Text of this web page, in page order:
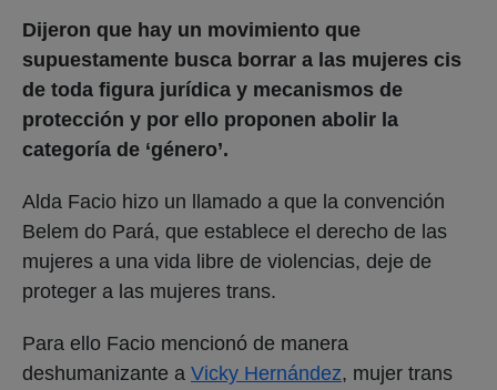
Dijeron que hay un movimiento que
supuestamente busca borrar a las mujeres cis
de toda figura jurídica y mecanismos de
protección y por ello proponen abolir la
categoría de ‘género’.
Alda Facio hizo un llamado a que la convención
Belem do Pará, que establece el derecho de las
mujeres a una vida libre de violencias, deje de
proteger a las mujeres trans.
Para ello Facio mencionó de manera
deshumanizante a Vicky Hernández, mujer trans